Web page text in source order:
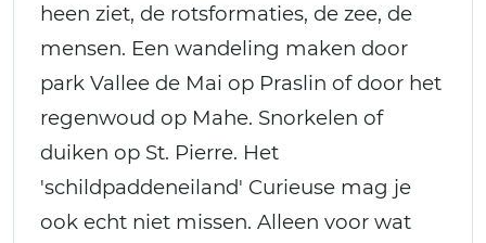
heen ziet, de rotsformaties, de zee, de
mensen. Een wandeling maken door
park Vallee de Mai op Praslin of door het
regenwoud op Mahe. Snorkelen of
duiken op St. Pierre. Het
'schildpaddeneiland' Curieuse mag je
ook echt niet missen. Alleen voor wat